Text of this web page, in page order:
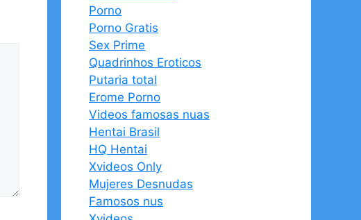
Porno
Porno Gratis
Sex Prime
Quadrinhos Eroticos
Putaria total
Erome Porno
Videos famosas nuas
Hentai Brasil
HQ Hentai
Xvideos Only
Mujeres Desnudas
Famosos nus